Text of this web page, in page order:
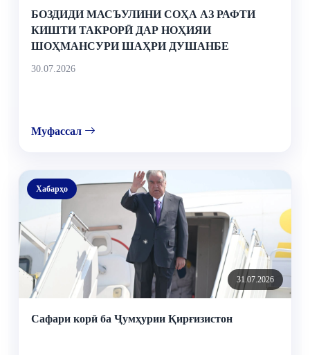
БОЗДИДИ МАСЪУЛИНИ СОҲА АЗ РАФТИ
КИШТИ ТАКРОРӢ ДАР НОҲИЯИ
ШОҲМАНСУРИ ШАҲРИ ДУШАНБЕ
30.07.2026
Муфассал
Хабарҳо
31.07.2026
Сафари корӣ ба Ҷумҳурии Қирғизистон